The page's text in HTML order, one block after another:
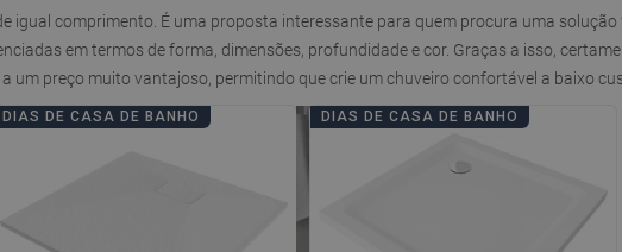
igual comprimento. É uma proposta interessante para quem procura uma
em termos de forma, dimensões, profundidade e cor. Graças a isso,
preço muito vantajoso, permitindo que crie um chuveiro confortável a baixo
DIAS DE CASA DE BANHO DIAS DE CASA DE BANHO